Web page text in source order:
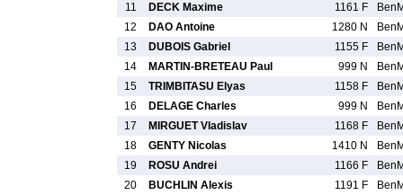
11
DECK Maxime 1161 F
12
DAO Antoine 1280 N
13
DUBOIS Gabriel 1155 F
14
MARTIN-BRETEAU Paul 999 N
15
TRIMBITASU Elyas 1158 F
16
DELAGE Charles 999 N
17
MIRGUET Vladislav 1168 F
18
GENTY Nicolas 1410 N
19
ROSU Andrei 1166 F
20
BUCHLIN Alexis 1191 F